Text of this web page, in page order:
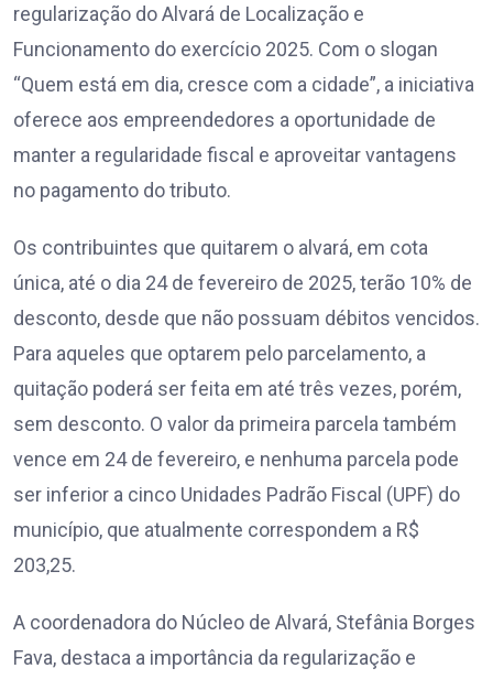
regularização do Alvará de Localização e
Funcionamento do exercício 2025. Com o slogan
“Quem está em dia, cresce com a cidade”, a iniciativa
oferece aos empreendedores a oportunidade de
manter a regularidade fiscal e aproveitar vantagens
no pagamento do tributo.
Os contribuintes que quitarem o alvará, em cota
única, até o dia 24 de fevereiro de 2025, terão 10% de
desconto, desde que não possuam débitos vencidos.
Para aqueles que optarem pelo parcelamento, a
quitação poderá ser feita em até três vezes, porém,
sem desconto. O valor da primeira parcela também
vence em 24 de fevereiro, e nenhuma parcela pode
ser inferior a cinco Unidades Padrão Fiscal (UPF) do
município, que atualmente correspondem a R$
203,25.
A coordenadora do Núcleo de Alvará, Stefânia Borges
Fava, destaca a importância da regularização e